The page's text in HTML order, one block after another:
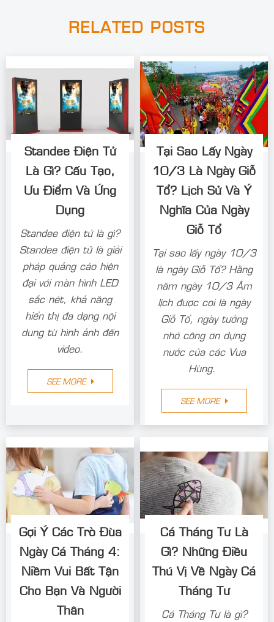
RELATED POSTS
Standee Điện Tử
Là Gì? Cấu Tạo,
Ưu Điểm Và Ứng
Dụng
Standee điện tử là gì?
Standee điện tử là giải
pháp quảng cáo hiện
đại với màn hình LED
sắc nét, khả năng
hiển thị đa dạng nội
dung từ hình ảnh đến
video.
SEE MORE
Tại Sao Lấy Ngày
10/3 Là Ngày Giỗ
Tổ? Lịch Sử Và Ý
Nghĩa Của Ngày
Giỗ Tổ
Tại sao lấy ngày 10/3
là ngày Giỗ Tổ? Hằng
năm ngày 10/3 Âm
lịch được coi là ngày
Giỗ Tổ, ngày tưởng
nhớ công ơn dựng
nước của các Vua
Hùng.
SEE MORE
Gợi Ý Các Trò Đùa
Ngày Cá Tháng 4:
Niềm Vui Bất Tận
Cho Bạn Và Người
Thân
Cá Tháng Tư Là
Gì? Những Điều
Thú Vị Về Ngày Cá
Tháng Tư
Cá Tháng Tư là gì?